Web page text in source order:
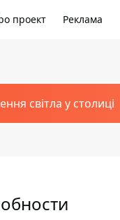
проект Реклама
світла у столиці